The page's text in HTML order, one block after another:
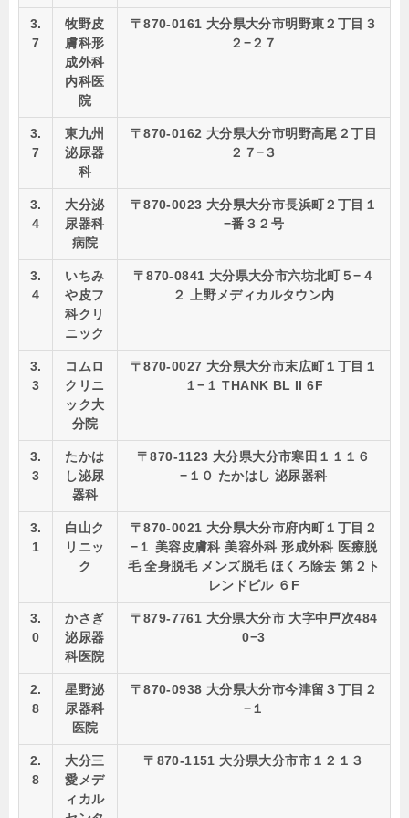
3.
7
牧野皮
膚科形
成外科
内科医
院
〒870-0161 大分県大分市明野東２丁目３
２−２７
3.
7
東九州
泌尿器
科
〒870-0162 大分県大分市明野高尾２丁目
２７−３
3.
4
大分泌
尿器科
病院
〒870-0023 大分県大分市長浜町２丁目１
−番３２号
3.
4
いちみ
や皮フ
科クリ
ニック
〒870-0841 大分県大分市六坊北町５−４
２ 上野メディカルタウン内
3.
3
コムロ
クリニ
ック大
分院
〒870-0027 大分県大分市末広町１丁目１
１−１ THANK BL II 6F
3.
3
たかは
し泌尿
器科
〒870-1123 大分県大分市寒田１１１６
−１０ たかはし 泌尿器科
3.
1
白山ク
リニッ
ク
〒870-0021 大分県大分市府内町１丁目２
−１ 美容皮膚科 美容外科 形成外科 医療脱
毛 全身脱毛 メンズ脱毛 ほくろ除去 第２ト
レンドビル ６F
3.
0
かさぎ
泌尿器
科医院
〒879-7761 大分県大分市 大字中戸次484
0−3
2.
8
星野泌
尿器科
医院
〒870-0938 大分県大分市今津留３丁目２
−１
2.
8
大分三
愛メデ
ィカル
〒870-1151 大分県大分市市１２１３